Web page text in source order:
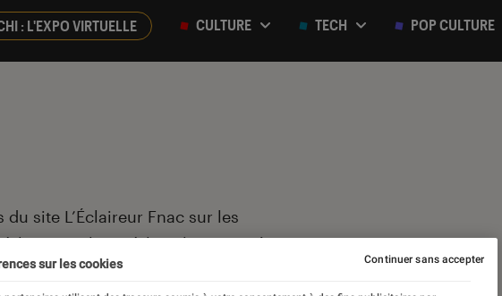
: L'EXPO VIRTUELLE CULTURE TECH POP CULTURE
site L’Éclaireur Fnac sur les
la pop culture, à la culture numérique et
sur les cookies Continuer sans accepter